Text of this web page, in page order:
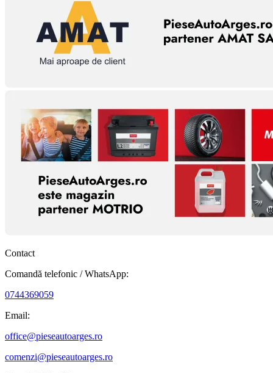
Contact
Comandă telefonic / WhatsApp:
0744369059
Email:
office@pieseautoarges.ro
comenzi@pieseautoarges.ro